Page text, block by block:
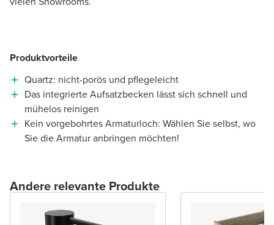
Produktvorteile
Quartz: nicht-porös und pflegeleicht
Das integrierte Aufsatzbecken lässt sich schnell und
mühelos reinigen
Kein vorgebohrtes Armaturloch: Wählen Sie selbst, wo
Sie die Armatur anbringen möchten!
Andere relevante Produkte